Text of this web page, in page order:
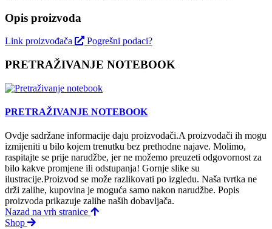
Opis proizvoda
Link proizvođača Pogrešni podaci?
PRETRAŽIVANJE NOTEBOOK
PRETRAŽIVANJE NOTEBOOK
Ovdje sadržane informacije daju proizvodači.A proizvodači ih mogu
izmijeniti u bilo kojem trenutku bez prethodne najave. Molimo,
raspitajte se prije narudžbe, jer ne možemo preuzeti odgovornost za
bilo kakve promjene ili odstupanja! Gornje slike su
ilustracije.Proizvod se može razlikovati po izgledu. Naša tvrtka ne
drži zalihe, kupovina je moguća samo nakon narudžbe. Popis
proizvoda prikazuje zalihe naših dobavljača.
Nazad na vrh stranice
Shop